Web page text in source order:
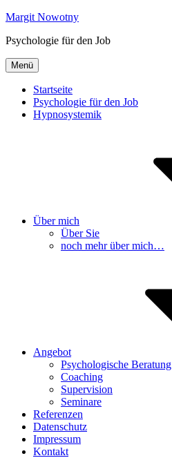
Inhalte
Margit Nowotny
Psychologie für den Job
Menü
Startseite
Psychologie für den Job
Hypnosystemik
Über mich
Über Sie
noch mehr über mich…
Angebot
Psychologische Beratung
Coaching
Supervision
Seminare
Referenzen
Datenschutz
Impressum
Kontakt